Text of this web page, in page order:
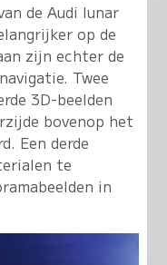
de Audi lunar
op de
zijn echter de
Twee
3D-beelden
bovenop het
Een derde
te
in